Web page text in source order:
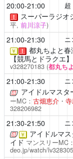
20:00-21:00 超
！ スーパーラジオ
平, 前川涼子)
21:00-21:30 ニ
￥ ！ 都丸ちよと
【競馬とドラクエ】
v328270183 (都丸ちよ
21:00-21:30 ニ
アイドルマス
ーMC： 古畑恵介・
328206982
21:30-21:50 ニ
￥ アイドルマ
イド マンスリーMC：
deo.jp/watch/